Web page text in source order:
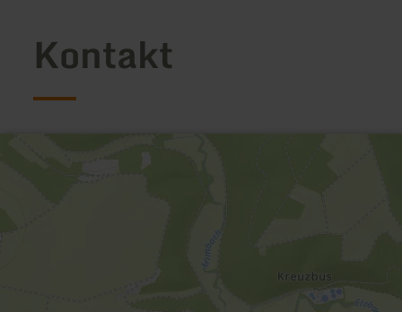
Kontakt